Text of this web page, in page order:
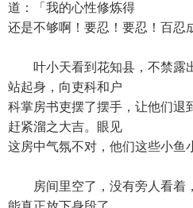
道：「我的心性修炼得
还是不够啊！要忍！要忍！百忍
叶小天看到花知县，不禁露
站起身，向吏科和户
科掌房书吏摆了摆手，让他们退
赶紧溜之大吉。眼见
这房中气氛不对，他们这些小鱼
房间里空了，没有旁人看着